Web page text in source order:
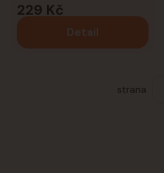
229 Kč
Detail
strana